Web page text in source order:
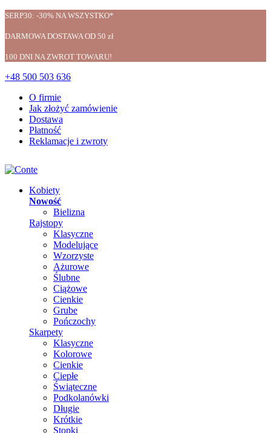
SERP30: -30% NA WSZYSTKO*
DARMOWA DOSTAWA OD 50 zł
100 DNI NA ZWROT TOWARU!
+48 500 503 636
O firmie
Jak złożyć zamówienie
Dostawa
Płatność
Reklamacje i zwroty
Kobiety
Nowość
Bielizna
Rajstopy
Klasyczne
Modelujące
Wzorzyste
Ażurowe
Ślubne
Ciążowe
Cienkie
Grube
Pończochy
Skarpety
Klasyczne
Kolorowe
Cienkie
Ciepłe
Świąteczne
Podkolanówki
Długie
Krótkie
Stopki